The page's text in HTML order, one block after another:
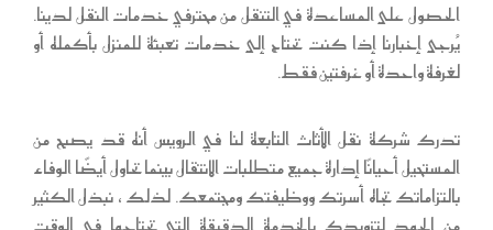
الحصول على المساعدة في التنقل من محترفي خدمات النقل لدينا.
يُرجى إخبارنا إذا كنت تحتاج إلى خدمات تعبئة للمنزل بأكمله أو
لغرفة واحدة أو غرفتين فقط.
تدرك شركة نقل الأثاث التابعة لنا في الرويس أنه قد يصبح من
المستحيل أحيانًا إدارة جميع متطلبات الانتقال بينما تحاول أيضًا الوفاء
بالتزاماتك تجاه أسرتك ووظيفتك ومجتمعك. لذلك ، نبذل الكثير
من الجهد لتزويدك بالخدمة الدقيقة التي تحتاجها في الوقت